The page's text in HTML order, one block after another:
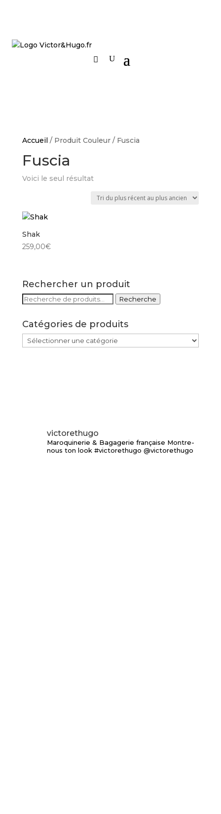
Accueil/ Produit Couleur / Fuscia
Fuscia
Voici le seul résultat
Shak
259,00€
Rechercher un produit
Recherche
Recherche
Catégories de produits
victorethugo
Maroquinerie & Bagagerie française Montre-
nous ton look #victorethugo @victorethugo